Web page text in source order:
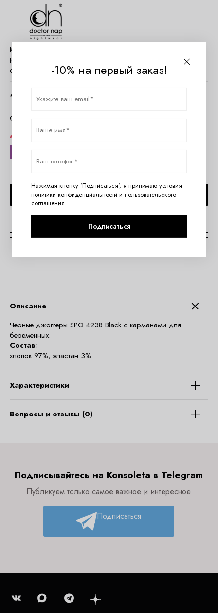
Код товара:
Наличие:
Страна:
Польша
4320 руб.
Очистить параметры
ДОБАВИТЬ В КОРЗИНУ
КУПИТЬ В 1 КЛИК
Описание
Черные джоггеры SPO.4238 Black с карманами для
беременных.
Состав:
хлопок 97%, эластан 3%
Характеристики
Вопросы и отзывы (0)
Подписывайтесь на Konsoleta в Telegram
Публикуем только самое важное и интересное
Подписаться
-10% на первый заказ!
Нажимая кнопку 'Подписаться', я принимаю условия
политики конфиденциальности и пользовательского
соглашения.
Подписаться